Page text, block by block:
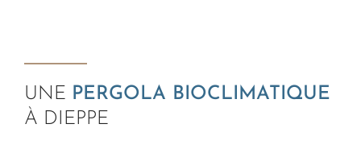
UNE PERGOLA BIOCLIMATIQUE
À DIEPPE